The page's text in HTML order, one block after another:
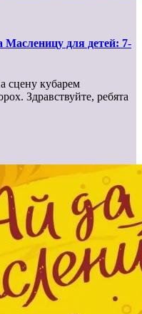
для детей: 7-
сцену кубарем
Здравствуйте, ребята